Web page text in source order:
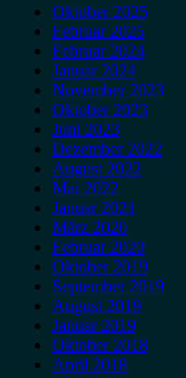
Oktober 2025
Februar 2025
Februar 2024
Januar 2024
November 2023
Oktober 2023
Juni 2023
Dezember 2022
August 2022
Mai 2022
Januar 2021
März 2020
Februar 2020
Oktober 2019
September 2019
August 2019
Januar 2019
Oktober 2018
April 2018